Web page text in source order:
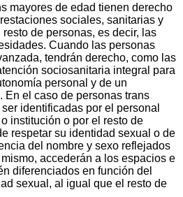
mayores de edad tienen derecho
sociales, sanitarias y
de personas, es decir, las
Cuando las personas
tendrán derecho, como las
sociosanitaria integral para
personal y de un
En el caso de personas trans
identificadas por el personal
institución o por el resto de
respetar su identidad sexual o de
del nombre y sexo reflejados
accederán a los espacios e
diferenciados en función del
sexual, al igual que el resto de